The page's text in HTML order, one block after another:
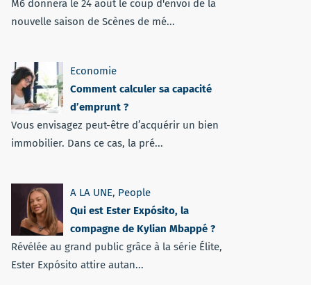
M6 donnera le 24 août le coup d'envoi de la
nouvelle saison de Scènes de mé...
Economie
Comment calculer sa capacité
d’emprunt ?
Vous envisagez peut-être d’acquérir un bien
immobilier. Dans ce cas, la pré...
A LA UNE, People
Qui est Ester Expósito, la
compagne de Kylian Mbappé ?
Révélée au grand public grâce à la série Élite,
Ester Expósito attire autan...